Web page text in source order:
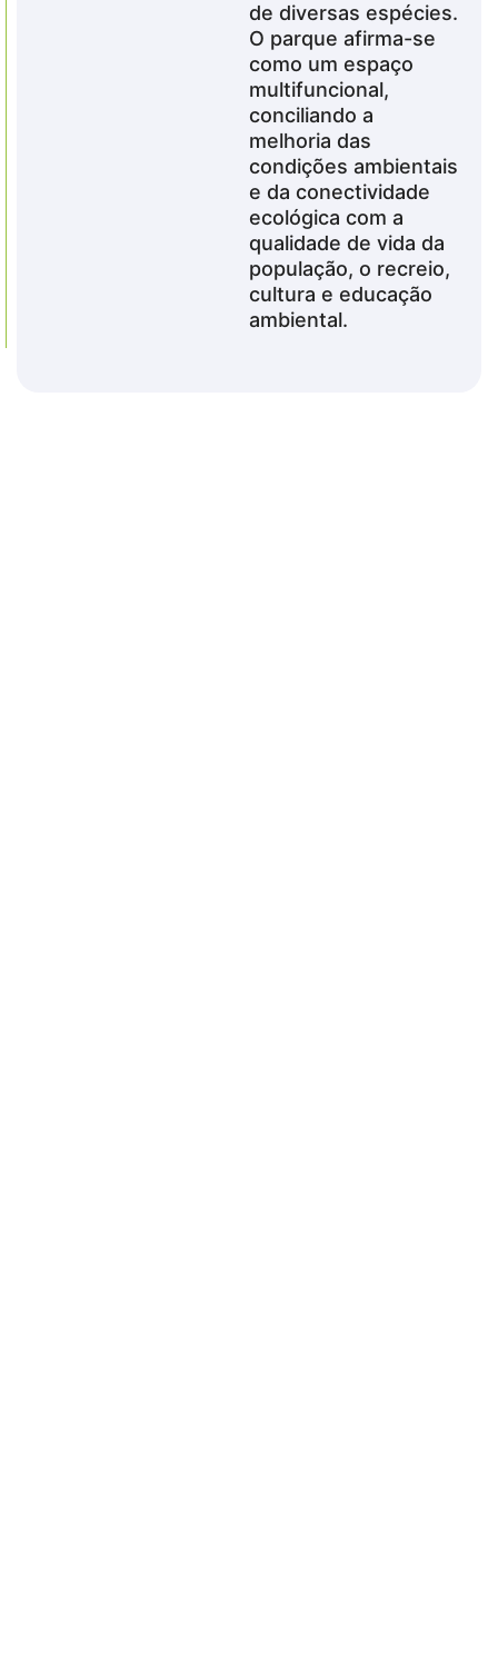
de diversas espécies.
O parque afirma-se
como um espaço
multifuncional,
conciliando a
melhoria das
condições ambientais
e da conectividade
ecológica com a
qualidade de vida da
população, o recreio,
cultura e educação
ambiental.